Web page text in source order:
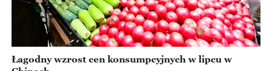
Łagodny wzrost cen konsumpcyjnych w lipcu w